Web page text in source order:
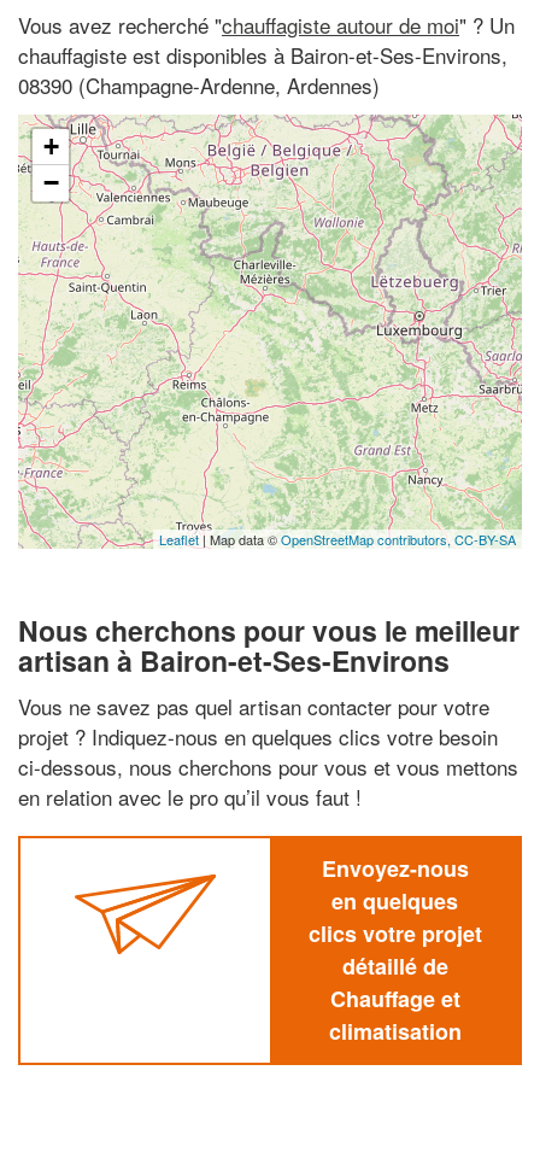
Vous avez recherché "chauffagiste autour de moi" ? Un
chauffagiste est disponibles à Bairon-et-Ses-Environs,
08390 (Champagne-Ardenne, Ardennes)
+
−
Leaflet| Map data ©OpenStreetMap contributors, CC-BY-SA
Nous cherchons pour vous le meilleur
artisan à Bairon-et-Ses-Environs
Vous ne savez pas quel artisan contacter pour votre
projet ? Indiquez-nous en quelques clics votre besoin
ci-dessous, nous cherchons pour vous et vous mettons
en relation avec le pro qu’il vous faut !
Envoyez-nous
en quelques
clics votre projet
détaillé de
Chauffage et
climatisation